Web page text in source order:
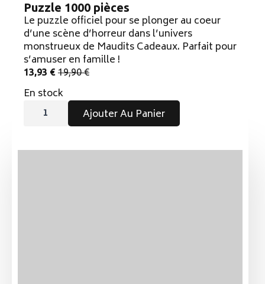
Puzzle 1000 pièces
Le puzzle officiel pour se plonger au coeur
d’une scène d’horreur dans l’univers
monstrueux de Maudits Cadeaux. Parfait pour
s’amuser en famille !
19,90€
Le
prix
initial
était :
13,93 €
Le
prix
actuel
En stock
Ajouter Au Panier
Alternative: